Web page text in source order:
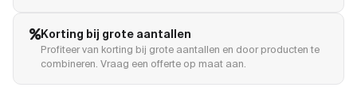
Korting bij grote aantallen
Profiteer van korting bij grote aantallen en door producten te
combineren. Vraag een offerte op maat aan.